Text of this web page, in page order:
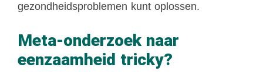
gezondheidsproblemen kunt oplossen.
Meta-onderzoek naar
eenzaamheid tricky?